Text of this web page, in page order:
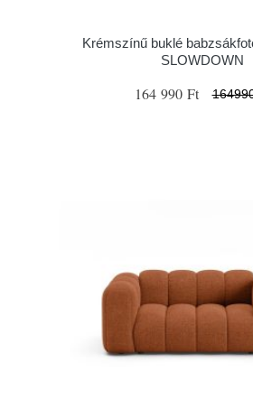
Krémszínű buklé
SLOWDOWN
164 990 Ft